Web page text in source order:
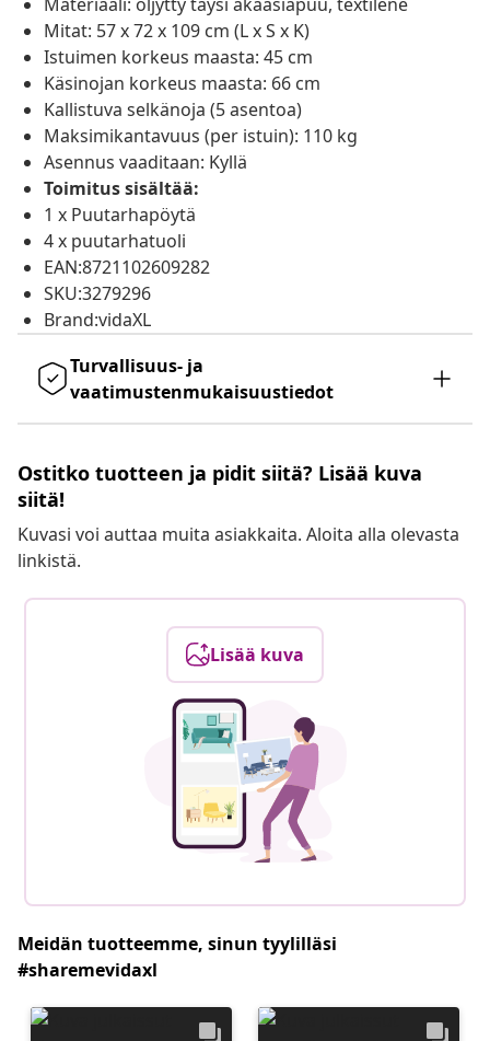
Mitat: 57 x 72 x 109 cm (L x S x K)
Istuimen korkeus maasta: 45 cm
Käsinojan korkeus maasta: 66 cm
Kallistuva selkänoja (5 asentoa)
Maksimikantavuus (per istuin): 110 kg
Asennus vaaditaan: Kyllä
Toimitus sisältää:
1 x Puutarhapöytä
4 x puutarhatuoli
EAN:8721102609282
SKU:3279296
Brand:vidaXL
Turvallisuus- ja
vaatimustenmukaisuustiedot
Ostitko tuotteen ja pidit siitä? Lisää kuva
siitä!
Kuvasi voi auttaa muita asiakkaita. Aloita alla olevasta
linkistä.
Lisää kuva
Meidän tuotteemme, sinun tyylilläsi
#sharemevidaxl